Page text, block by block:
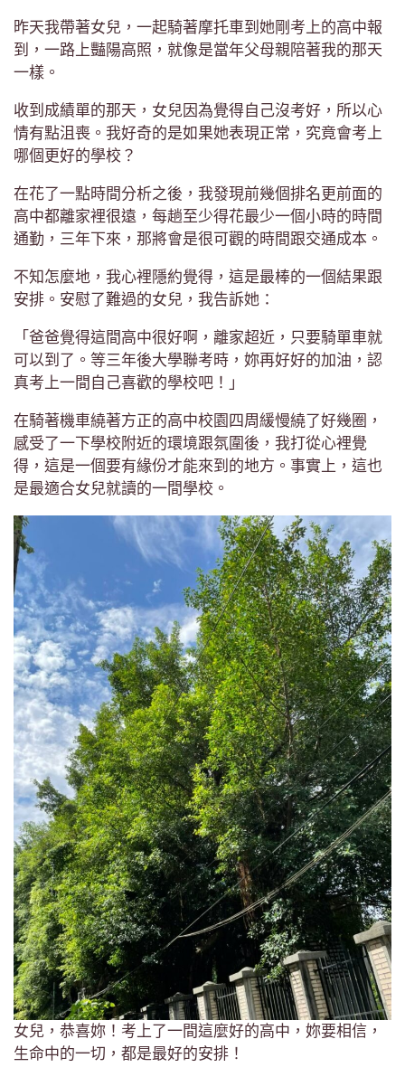
昨天我帶著女兒，一起騎著摩托車到她剛考上的高中報
到，一路上豔陽高照，就像是當年父母親陪著我的那天
一樣。
收到成績單的那天，女兒因為覺得自己沒考好，所以心
情有點沮喪。我好奇的是如果她表現正常，究竟會考上
哪個更好的學校？
在花了一點時間分析之後，我發現前幾個排名更前面的
高中都離家裡很遠，每趟至少得花最少一個小時的時間
通勤，三年下來，那將會是很可觀的時間跟交通成本。
不知怎麼地，我心裡隱約覺得，這是最棒的一個結果跟
安排。安慰了難過的女兒，我告訴她：
「爸爸覺得這間高中很好啊，離家超近，只要騎單車就
可以到了。等三年後大學聯考時，妳再好好的加油，認
真考上一間自己喜歡的學校吧！」
在騎著機車繞著方正的高中校園四周緩慢繞了好幾圈，
感受了一下學校附近的環境跟氛圍後，我打從心裡覺
得，這是一個要有緣份才能來到的地方。事實上，這也
是最適合女兒就讀的一間學校。
女兒，恭喜妳！考上了一間這麼好的高中，妳要相信，
生命中的一切，都是最好的安排！